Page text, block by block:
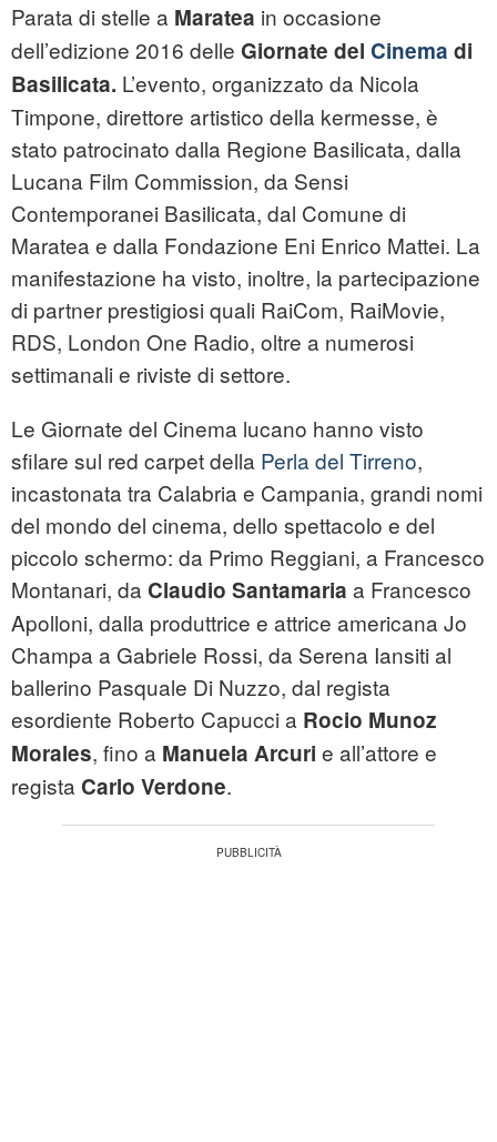
Parata di stelle a Maratea in occasione
dell’edizione 2016 delle Giornate del Cinema di
Basilicata. L’evento, organizzato da Nicola
Timpone, direttore artistico della kermesse, è
stato patrocinato dalla Regione Basilicata, dalla
Lucana Film Commission, da Sensi
Contemporanei Basilicata, dal Comune di
Maratea e dalla Fondazione Eni Enrico Mattei. La
manifestazione ha visto, inoltre, la partecipazione
di partner prestigiosi quali RaiCom, RaiMovie,
RDS, London One Radio, oltre a numerosi
settimanali e riviste di settore.
Le Giornate del Cinema lucano hanno visto
sfilare sul red carpet della Perla del Tirreno,
incastonata tra Calabria e Campania, grandi nomi
del mondo del cinema, dello spettacolo e del
piccolo schermo: da Primo Reggiani, a Francesco
Montanari, da Claudio Santamaria a Francesco
Apolloni, dalla produttrice e attrice americana Jo
Champa a Gabriele Rossi, da Serena Iansiti al
ballerino Pasquale Di Nuzzo, dal regista
esordiente Roberto Capucci a Rocio Munoz
Morales, fino a Manuela Arcuri e all’attore e
regista Carlo Verdone.